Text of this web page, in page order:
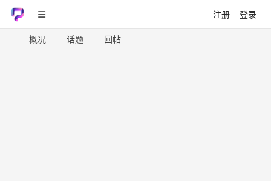
注册 登录
概况 话题 回帖